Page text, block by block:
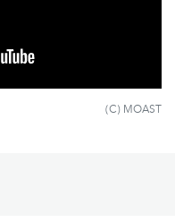
(C) MOAST